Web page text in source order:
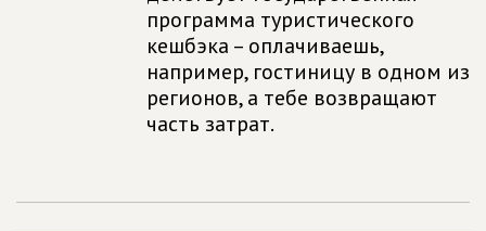
программа туристического
кешбэка – оплачиваешь,
например, гостиницу в одном из
регионов, а тебе возвращают
часть затрат.